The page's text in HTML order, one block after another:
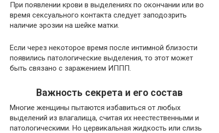
При появлении крови в выделениях по окончании или во
время сексуального контакта следует заподозрить
наличие эрозии на шейке матки.
Если через некоторое время после интимной близости
появились патологические выделения, то этот может
быть связано с заражением ИППП.
Важность секрета и его состав
Многие женщины пытаются избавиться от любых
выделений из влагалища, считая их неестественными и
патологическими. Но цервикальная жидкость или слизь